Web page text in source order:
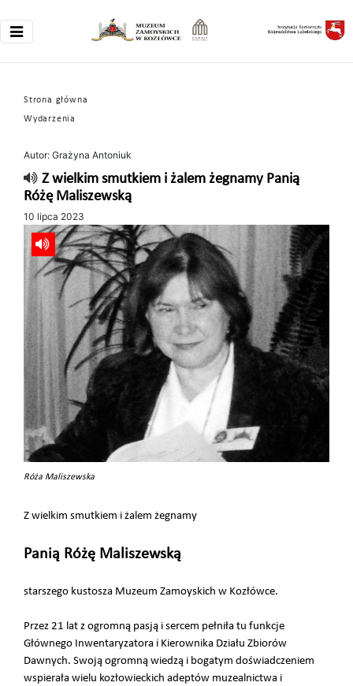
Strona główna
Wydarzenia
Autor: Grażyna Antoniuk
Z wielkim smutkiem i żalem żegnamy Panią
Różę Maliszewską
10 lipca 2023
Róża Maliszewska
Z wielkim smutkiem i żalem żegnamy
Panią Różę Maliszewską
starszego kustosza Muzeum Zamoyskich w Kozłówce.
Przez 21 lat z ogromną pasją i sercem pełniła tu funkcje
Głównego Inwentaryzatora i Kierownika Działu Zbiorów
Dawnych. Swoją ogromną wiedzą i bogatym doświadczeniem
wspierała wielu kozłowieckich adeptów muzealnictwa i